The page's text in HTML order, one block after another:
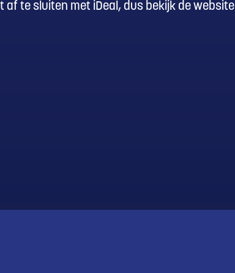
af te sluiten met iDeal, dus bekijk de website